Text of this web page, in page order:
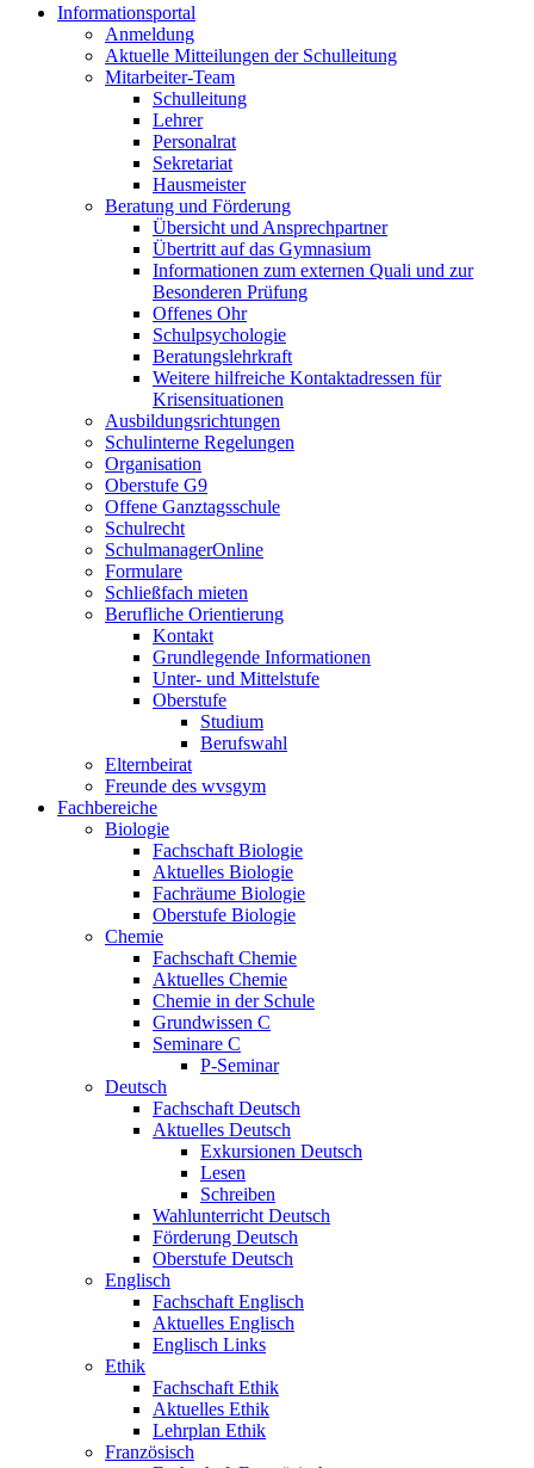
Informationsportal
Anmeldung
Aktuelle Mitteilungen der Schulleitung
Mitarbeiter-Team
Schulleitung
Lehrer
Personalrat
Sekretariat
Hausmeister
Beratung und Förderung
Übersicht und Ansprechpartner
Übertritt auf das Gymnasium
Informationen zum externen Quali und zur
Besonderen Prüfung
Offenes Ohr
Schulpsychologie
Beratungslehrkraft
Weitere hilfreiche Kontaktadressen für
Krisensituationen
Ausbildungsrichtungen
Schulinterne Regelungen
Organisation
Oberstufe G9
Offene Ganztagsschule
Schulrecht
SchulmanagerOnline
Formulare
Schließfach mieten
Berufliche Orientierung
Kontakt
Grundlegende Informationen
Unter- und Mittelstufe
Oberstufe
Studium
Berufswahl
Elternbeirat
Freunde des wvsgym
Fachbereiche
Biologie
Fachschaft Biologie
Aktuelles Biologie
Fachräume Biologie
Oberstufe Biologie
Chemie
Fachschaft Chemie
Aktuelles Chemie
Chemie in der Schule
Grundwissen C
Seminare C
P-Seminar
Deutsch
Fachschaft Deutsch
Aktuelles Deutsch
Exkursionen Deutsch
Lesen
Schreiben
Wahlunterricht Deutsch
Förderung Deutsch
Oberstufe Deutsch
Englisch
Fachschaft Englisch
Aktuelles Englisch
Englisch Links
Ethik
Fachschaft Ethik
Aktuelles Ethik
Lehrplan Ethik
Französisch